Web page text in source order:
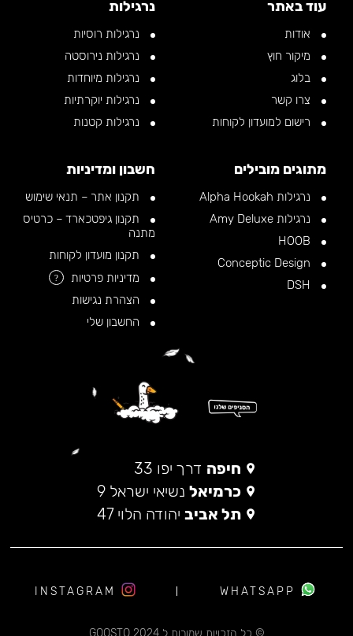
עוד באתר
אודות
מיקור חוץ
בלוג
צרו קשר
רישום למועדון לקוחות
נרגילות
נרגילות רוסיות
נרגילות נירוסטה
נרגילות מיוחדות
נרגילות יוקרתיות
נרגילות קטנות
מתוגים מובילים
נרגילות Alpha Hookah
נרגילות Amy Deluxe
חשבון ומדיניות
תקנון אתר – תנאי שימוש
תקנון גיפטכארד – כרטיס
מתנה
תקנון מועדון לקוחות
מדיניות פרטיות
?
הצהרת נגישות
החשבון שלי
חיפה דרך יפו 33
כרמיאל נשיאי ישראל 9
תל אביב יהודה הלוי 47
© כל הזכויות שמורות ל 2024 GOOSTO
WHATSAPP
INSTAGRAM